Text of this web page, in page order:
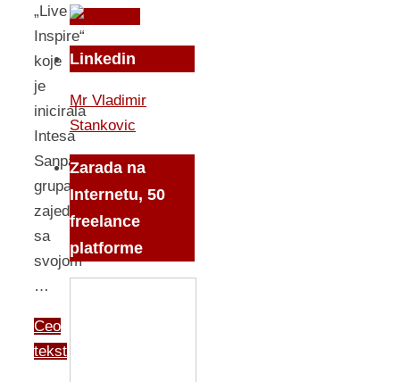
„Live
Inspire“
koje
je
inicirala
Intesa
Sanpaolo
grupa
zajedno
sa
svojom
…
Ceo
tekst
Linkedin
Mr Vladimir
Stankovic
Zarada na
Internetu, 50
freelance
platforme